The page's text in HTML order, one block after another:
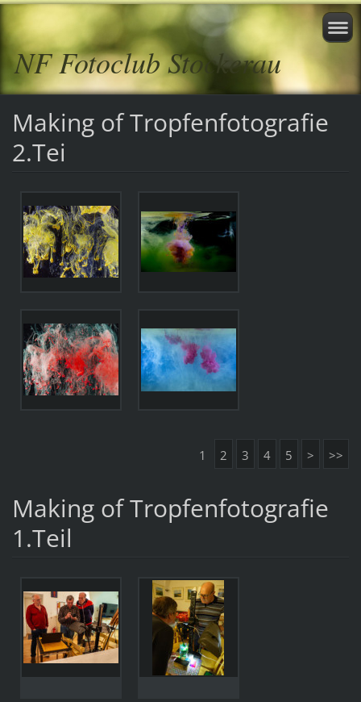
NF Fotoclub Stockerau
Making of Tropfenfotografie
2.Tei
1 2 3 4 5 > >>
Making of Tropfenfotografie
1.Teil